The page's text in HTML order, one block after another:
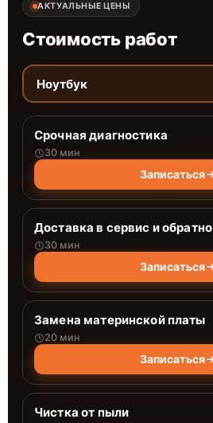
АКТУАЛЬНЫЕ ЦЕНЫ
Стоимость работ
Ноутбук
Срочная диагностика
30 мин
Записаться
Доставка в сервис и обратно
30 мин
Записаться
Замена материнской платы
20 мин
Записаться
Чистка от пыли